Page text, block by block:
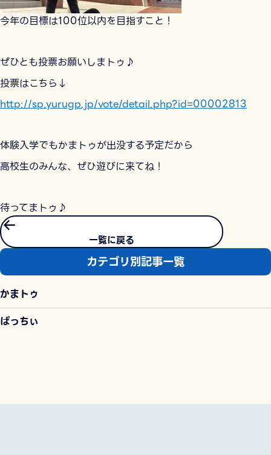
今年の目標は100位以内を目指すこと！
ぜひとも投票お願いしまトゥ♪
投票はこちら↓
http://sp.yurugp.jp/vote/detail.php?id=00002813
体験入学でもかまトゥが出没する予定だから
高校生のみんな、ぜひ遊びに来てね！
待ってまトゥ♪
一覧に戻る
カテゴリ別記事一覧
かまトゥ
ぱっちぃ